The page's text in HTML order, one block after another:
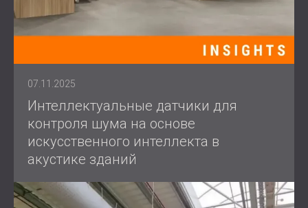
07.11.2025
Интеллектуальные датчики для
контроля шума на основе
искусственного интеллекта в
акустике зданий